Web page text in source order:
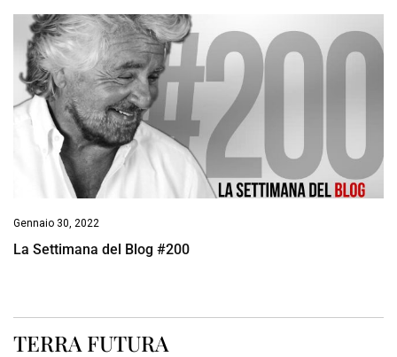
Gennaio 30, 2022
La Settimana del Blog #200
TERRA FUTURA